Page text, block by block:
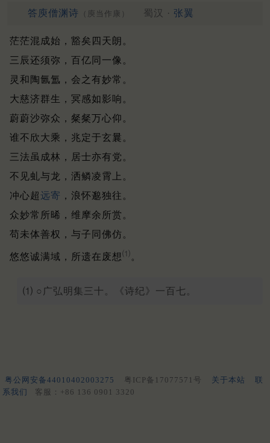
答庾僧渊诗 （庾当作康） 蜀汉 · 张翼
茫茫混成始，豁矣四天朗。
三辰还须弥，百亿同一像。
灵和陶氤氲，会之有妙常。
大慈济群生，冥感如影响。
蔚蔚沙弥众，粲粲万心仰。
谁不欣大乘，兆定于玄曩。
三法虽成林，居士亦有党。
不见虬与龙，洒鳞凌霄上。
冲心超远寄 ，浪怀邈独往。
众妙常所晞，维摩余所赏。
苟未体善权，与子同佛仿。
悠悠诚满域，所遗在废想 ⑴ 。
⑴ ○广弘明集三十。《诗纪》一百七。
粤公网安备44010402003275 粤ICP备17077571号 关于本站
联
系我们
客服：+86 136 0901 3320